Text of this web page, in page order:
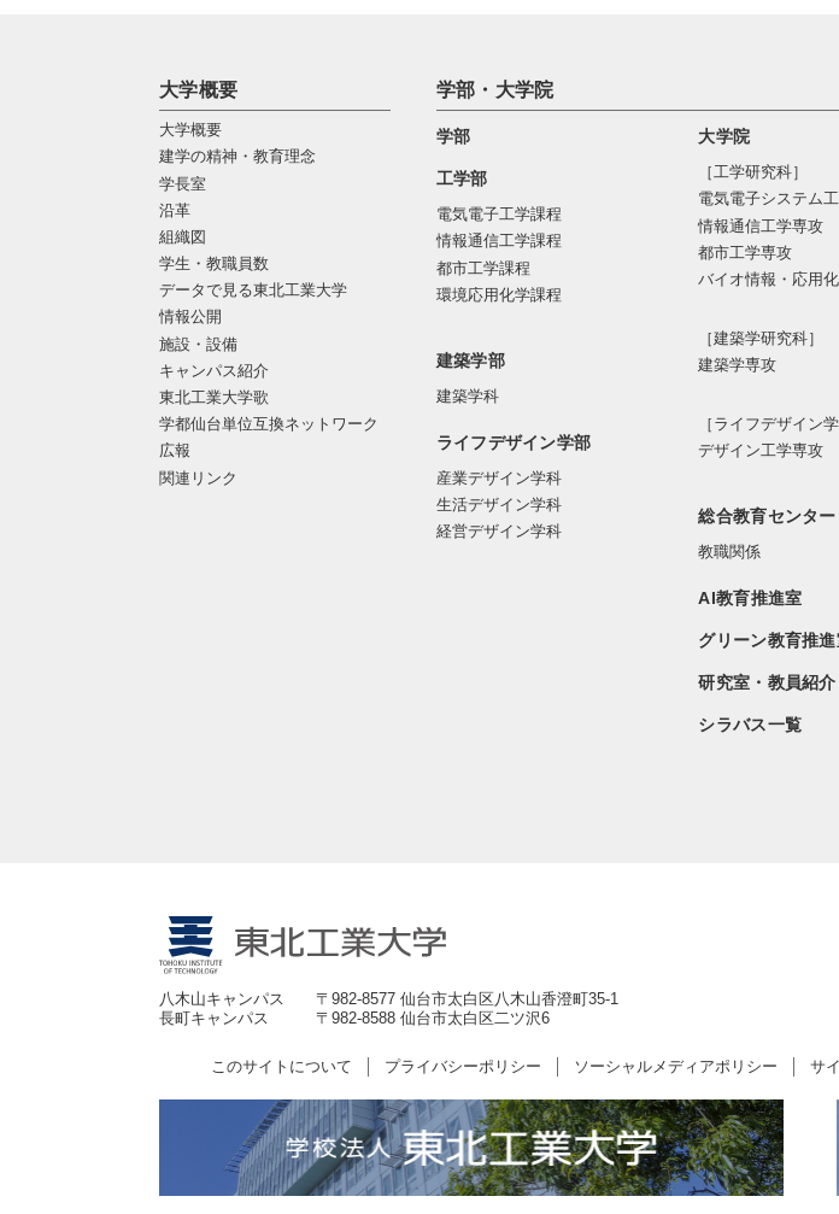
大学概要
大学概要
建学の精神・教育理念
学長室
沿革
組織図
学生・教職員数
データで見る東北工業大学
情報公開
施設・設備
キャンパス紹介
東北工業大学歌
学都仙台単位互換ネットワーク
広報
関連リンク
学部・大学院
学部
工学部
電気電子工学課程
情報通信工学課程
都市工学課程
環境応用化学課程
建築学部
建築学科
ライフデザイン学部
産業デザイン学科
生活デザイン学科
経営デザイン学科
大学院
［工学研究科］
電気電⼦システム
情報通信⼯学専攻
都市⼯学専攻
バイオ情報・応⽤
［建築学研究科］
建築学専攻
［ライフデザイン
デザイン工学専攻
総合教育センター
教職関係
AI教育推進室
グリーン教育推
研究室・教員紹介
シラバス一覧
八木山キャンパス
〒982-8577 仙台市太白区八木山香澄町35-1
長町キャンパス
〒982-8588 仙台市太白区二ツ沢6
このサイトについて プライバシーポリシー ソーシャルメディアポリシー サ